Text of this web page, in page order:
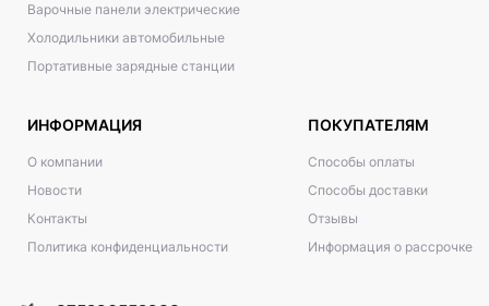
Варочные панели электрические
Холодильники автомобильные
Портативные зарядные станции
ИНФОРМАЦИЯ
О компании
Новости
Контакты
Политика конфиденциальности
ПОКУПАТЕЛЯМ
Способы оплаты
Способы доставки
Отзывы
Информация о рассрочке